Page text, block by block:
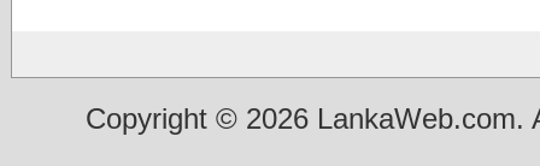
Copyright © 2026 LankaWeb.com.